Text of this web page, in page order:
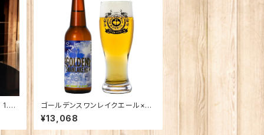
ゴールデンスワンレイクエール×24
本
¥13,068